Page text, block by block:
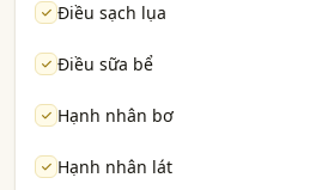
Điều sạch lụa
Điều sữa bể
Hạnh nhân bơ
Hạnh nhân lát